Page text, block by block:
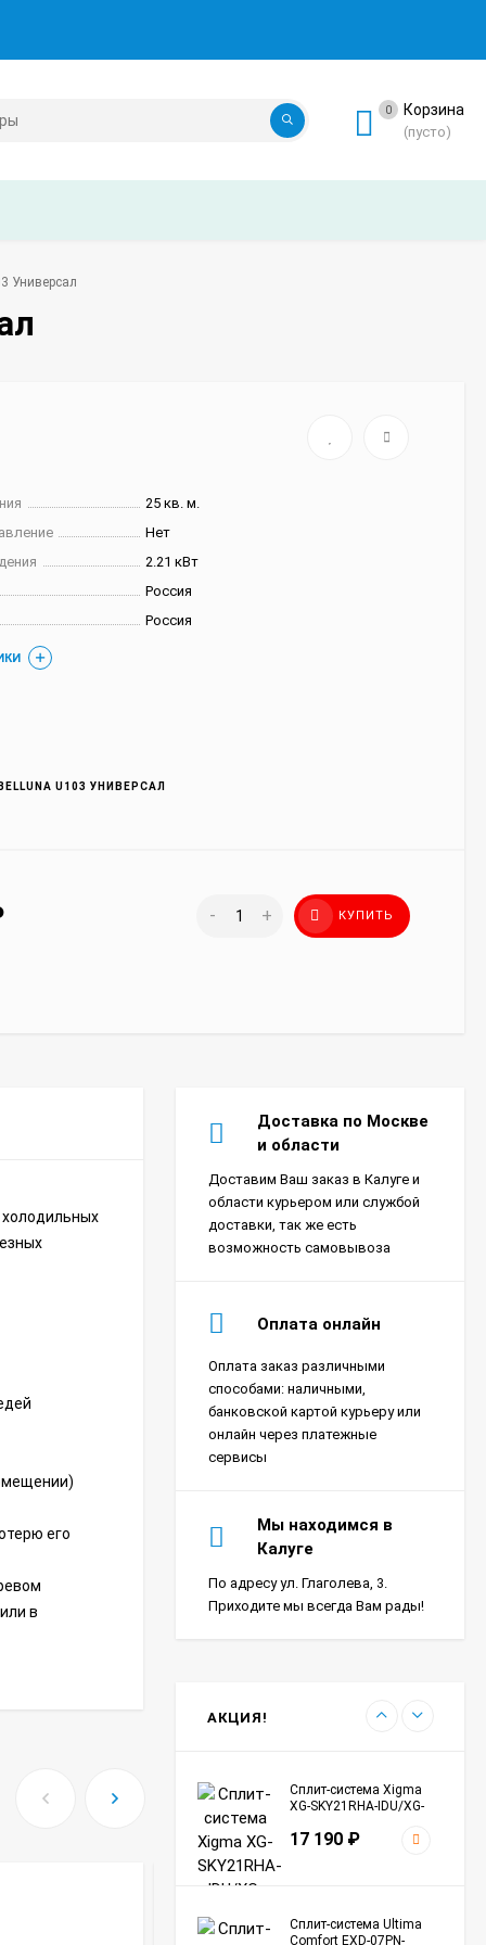
0 Корзина
(пусто)
Универсал
25 кв. м.
Нет
2.21 кВт
Россия
Россия
U103 УНИВЕРСАЛ
- + КУПИТЬ
его
в
Доставка по Москве
и области
Доставим Ваш заказ в Калуге и
области курьером или службой
доставки, так же есть
возможность самовывоза
Оплата онлайн
Оплата заказ различными
способами: наличными,
банковской картой курьеру или
онлайн через платежные
сервисы
Мы находимся в
Калуге
По адресу ул. Глаголева, 3.
Приходите мы всегда Вам рады!
АКЦИЯ!
Сплит-система Xigma
SKY27RHA-ODU Sky
18 390₽
Сплит-система Ultima
Comfort SIR-I07PN-
IN/SIR-I07PN-OUT Sirius
Сплит-система Xigma
XG-SKY21RHA-IDU/XG-
17 190 ₽
Сплит-система Ultima
Comfort EXD-07PN-